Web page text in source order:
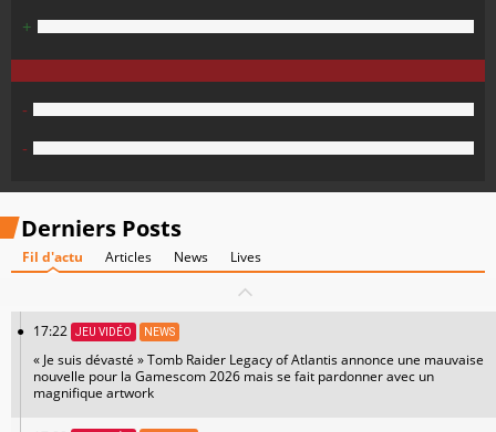
+
-
-
Derniers Posts
Fil d'actu Articles News Lives
17:22 JEU VIDÉO NEWS
« Je suis dévasté » Tomb Raider Legacy of Atlantis annonce une mauvaise
nouvelle pour la Gamescom 2026 mais se fait pardonner avec un
magnifique artwork